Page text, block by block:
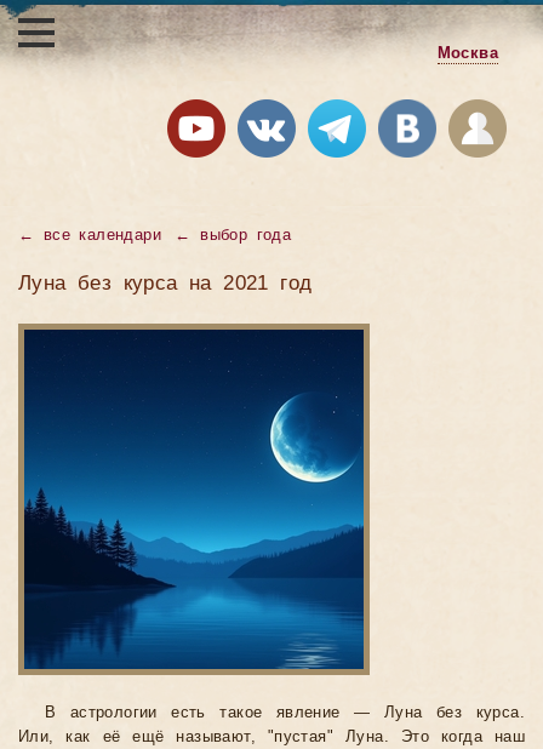
Москва
← все календари ← выбор года
Луна без курса на 2021 год
В астрологии есть такое явление — Луна без курса.
Или, как её ещё называют, "пустая" Луна. Это когда наш